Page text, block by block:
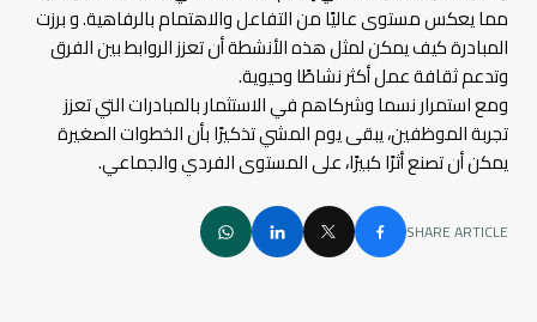
مما يعكس مستوى عاليًا من التفاعل والاهتمام بالرفاهية. و برزت
المبادرة كيف يمكن لمثل هذه الأنشطة أن تعزز الروابط بين الفرق
وتدعم ثقافة عمل أكثر نشاطًا وحيوية.
ومع استمرار نسما وشركاهم في الاستثمار بالمبادرات التي تعزز
تجربة الموظفين، يبقى يوم المشي تذكيرًا بأن الخطوات الصغيرة
يمكن أن تصنع أثرًا كبيرًا، على المستوى الفردي والجماعي.
SHARE ARTICLE